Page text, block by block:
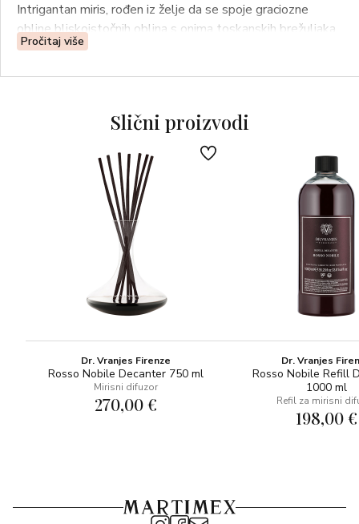
Intrigantan miris, rođen iz želje da se spoje graciozne
obline bliskoistočnih oblina s onima toskanskih brežuljaka.
Prvi predstavlja dragocjenu smolu ouda, a drugi
-Elemi, geranium, ruža, đurđevak
-Oud, koža, tamjan, pačuli, amber
-Drvo ebanovine, sandalovina, mošus, vanilija
Uzvišena i bogata kombinacija elemija, geranija, ruže i
đurđevka u vrhu, ouda, kože, tamjana, pačulija, ambera u
srcu i ebanovine, sandalovine, mošusa i vanilije u bazi.
Pročitaj više
Slični proizvodi
Dr. Vranjes Firenze
Rosso Nobile Decanter 750 ml
Mirisni difuzor
270,00 €
Dr. Vranjes
Rosso Nobile Refill
1000 ml
Refil za mirisni
198,00 €